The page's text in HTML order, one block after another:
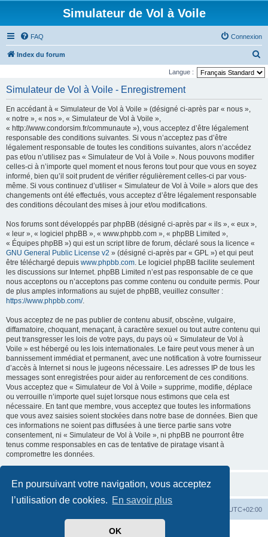
En poursuivant votre navigation, vous acceptez
l’utilisation de cookies. En savoir plus
OK
Simulateur de Vol à Voile
FAQ Connexion
Index du forum
e
Langue :
Simulateur de Vol à Voile - Enregistrement
En accédant à « Simulateur de Vol à Voile » (désigné ci-après par « nous »,
« notre », « nos », « Simulateur de Vol à Voile »,
« http://www.condorsim.fr/communaute »), vous acceptez d’être légalement
responsable des conditions suivantes. Si vous n’acceptez pas d’être
légalement responsable de toutes les conditions suivantes, alors n’accédez
pas et/ou n’utilisez pas « Simulateur de Vol à Voile ». Nous pouvons modifier
celles-ci à n’importe quel moment et nous ferons tout pour que vous en soyez
informé, bien qu’il soit prudent de vérifier régulièrement celles-ci par vous-
même. Si vous continuez d’utiliser « Simulateur de Vol à Voile » alors que des
changements ont été effectués, vous acceptez d’être légalement responsable
des conditions découlant des mises à jour et/ou modifications.
Nos forums sont développés par phpBB (désigné ci-après par « ils », « eux »,
« leur », « logiciel phpBB », « www.phpbb.com », « phpBB Limited »,
« Équipes phpBB ») qui est un script libre de forum, déclaré sous la licence «
GNU General Public License v2 » (désigné ci-après par « GPL ») et qui peut
être téléchargé depuis www.phpbb.com. Le logiciel phpBB facilite seulement
les discussions sur Internet. phpBB Limited n’est pas responsable de ce que
nous acceptons ou n’acceptons pas comme contenu ou conduite permis. Pour
de plus amples informations au sujet de phpBB, veuillez consulter :
https://www.phpbb.com/.
Vous acceptez de ne pas publier de contenu abusif, obscène, vulgaire,
diffamatoire, choquant, menaçant, à caractère sexuel ou tout autre contenu qui
peut transgresser les lois de votre pays, du pays où « Simulateur de Vol à
Voile » est hébergé ou les lois internationales. Le faire peut vous mener à un
bannissement immédiat et permanent, avec une notification à votre fournisseur
d’accès à Internet si nous le jugeons nécessaire. Les adresses IP de tous les
messages sont enregistrées pour aider au renforcement de ces conditions.
Vous acceptez que « Simulateur de Vol à Voile » supprime, modifie, déplace
ou verrouille n’importe quel sujet lorsque nous estimons que cela est
nécessaire. En tant que membre, vous acceptez que toutes les informations
que vous avez saisies soient stockées dans notre base de données. Bien que
ces informations ne soient pas diffusées à une tierce partie sans votre
consentement, ni « Simulateur de Vol à Voile », ni phpBB ne pourront être
tenus comme responsables en cas de tentative de piratage visant à
compromettre les données.
UTC+02:00
phpBB ® Forum Software © phpBB Limited